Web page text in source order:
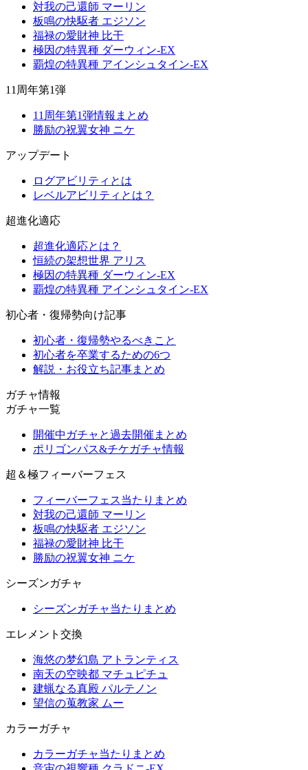
対我の己還師 マーリン
板鳴の快駆者 エジソン
福禄の愛財神 比干
極因の特異種 ダーウィン-EX
覇煌の特異種 アインシュタイン-EX
11周年第1弾
11周年第1弾情報まとめ
勝励の祝翼女神 ニケ
アップデート
ログアビリティとは
レベルアビリティとは？
超進化適応
超進化適応とは？
恒続の架想世界 アリス
極因の特異種 ダーウィン-EX
覇煌の特異種 アインシュタイン-EX
初心者・復帰勢向け記事
初心者・復帰勢やるべきこと
初心者を卒業するための6つ
解説・お役立ち記事まとめ
ガチャ情報
ガチャ一覧
開催中ガチャと過去開催まとめ
ポリゴンパス&チケガチャ情報
超＆極フィーバーフェス
フィーバーフェス当たりまとめ
対我の己還師 マーリン
板鳴の快駆者 エジソン
福禄の愛財神 比干
勝励の祝翼女神 ニケ
シーズンガチャ
シーズンガチャ当たりまとめ
エレメント交換
海悠の梦幻島 アトランティス
南天の空映都 マチュピチュ
建蝋なる真殿 パルテノン
望信の蒐教家 ムー
カラーガチャ
カラーガチャ当たりまとめ